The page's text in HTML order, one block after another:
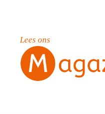
Lees ons